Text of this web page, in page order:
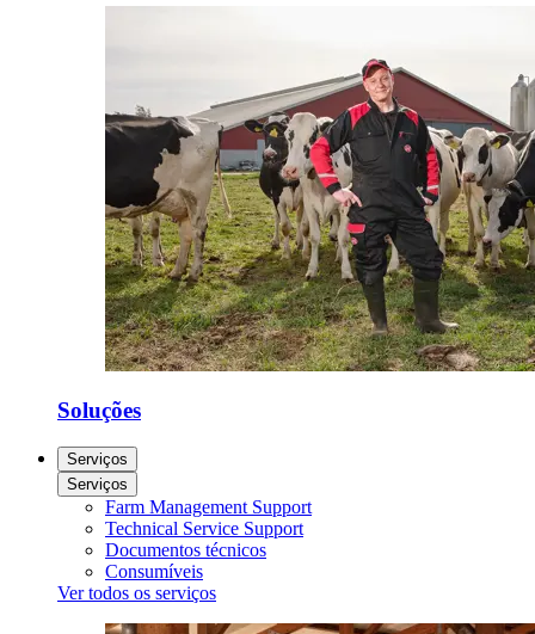
Soluções
Serviços
Serviços
Farm Management Support
Technical Service Support
Documentos técnicos
Consumíveis
Ver todos os serviços